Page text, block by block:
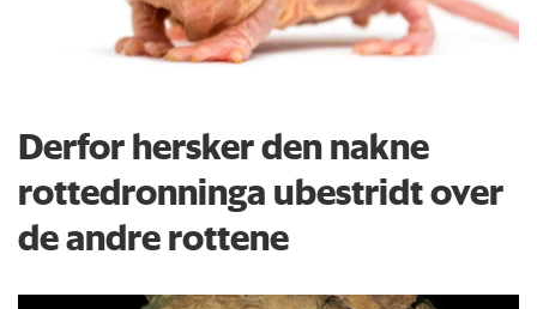
Derfor hersker den nakne
rottedronninga ubestridt over
de andre rottene